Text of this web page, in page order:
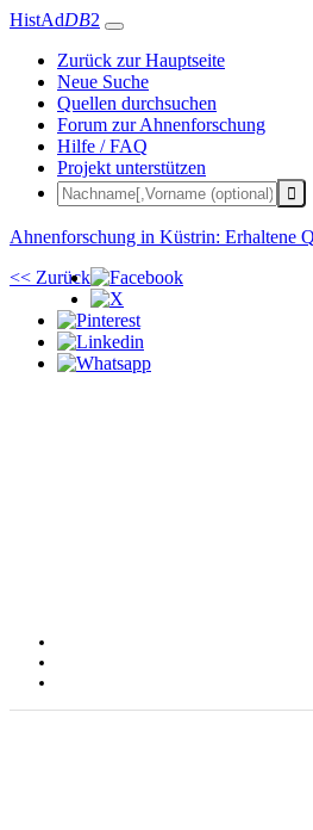
HistAdDB2
Zurück zur Hauptseite
Neue Suche
Quellen durchsuchen
Forum zur Ahnenforschung
Hilfe / FAQ
Projekt unterstützen
Ahnenforschung in Küstrin: Erhaltene
<< Zurück